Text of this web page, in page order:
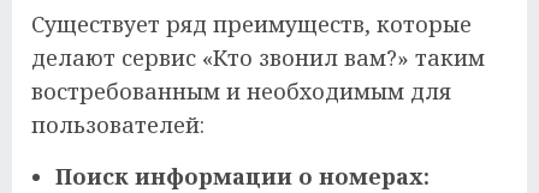
Существует ряд преимуществ, которые
делают сервис «Кто звонил вам?» таким
востребованным и необходимым для
пользователей:
Поиск информации о номерах: